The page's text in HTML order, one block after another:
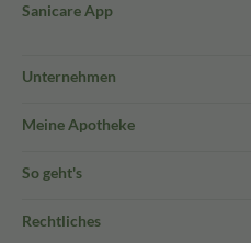
Sanicare App
Unternehmen
Meine Apotheke
So geht's
Rechtliches